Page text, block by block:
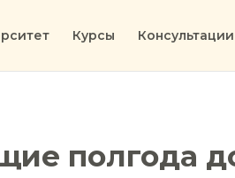
Курсы Консультации
полгода